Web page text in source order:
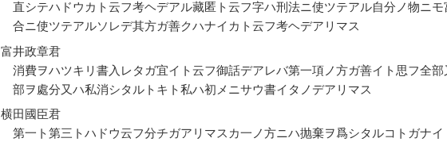
直シテハドウカト云フ考ヘデアル藏匿ト云フ字ハ刑法ニ使ツテアル自分ノ物ニモ
合ニ使ツテアルソレデ其方ガ善クハナイカト云フ考ヘデアリマス
富井政章君
消費ヲハツキリ書入レタガ宜イト云フ御話デアレバ第一項ノ方ガ善イト思フ全部
部ヲ處分又ハ私消シタルトキト私ハ初メニサウ書イタノデアリマス
横田國臣君
第一ト第三トハドウ云フ分チガアリマスカ一ノ方ニハ抛棄ヲ爲シタルコトガナイ